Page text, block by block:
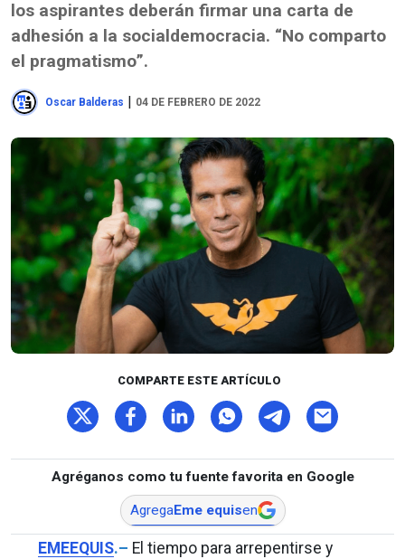
los aspirantes deberán firmar una carta de
adhesión a la socialdemocracia. “No comparto
el pragmatismo”.
Oscar Balderas | 04 DE FEBRERO DE 2022
COMPARTE ESTE ARTÍCULO
Agréganos como tu fuente favorita en Google
AgregaEme equisen
EMEEQUIS.– El tiempo para arrepentirse y